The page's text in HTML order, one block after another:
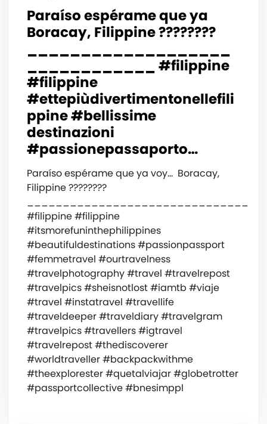
Paraíso espérame que ya ️
Boracay, Filippine ????????
____________ #filippine
#filippine
#ettepiùdivertimentonellefili
ppine #bellissime
destinazioni
#passionepassaporto…
Paraíso espérame que ya voy… ️ Boracay,
Filippine ????????
#filippine #filippine
#itsmorefuninthephilippines
#beautifuldestinations #passionpassport
#femmetravel #ourtravelness
#travelphotography #travel #travelrepost
#travelpics #sheisnotlost #iamtb #viaje
#travel #instatravel #travellife
#traveldeeper #traveldiary #travelgram
#travelpics #travellers #igtravel
#travelrepost #thediscoverer
#worldtraveller #backpackwithme
#theexplorester #quetalviajar #globetrotter
#passportcollective #bnesimppl